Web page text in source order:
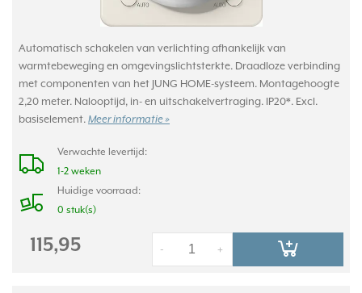
Automatisch schakelen van verlichting afhankelijk van
warmtebeweging en omgevingslichtsterkte. Draadloze verbinding
met componenten van het JUNG HOME-systeem. Montagehoogte
2,20 meter. Nalooptijd, in- en uitschakelvertraging. IP20*. Excl.
basiselement. Meer informatie »
Verwachte levertijd:
1-2 weken
Huidige voorraad:
0 stuk(s)
115,95 +
-